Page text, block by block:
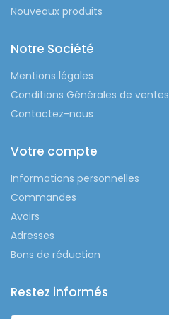
Nouveaux produits
Notre Société
Mentions légales
Conditions Générales de ventes
Contactez-nous
Votre compte
Informations personnelles
Commandes
Avoirs
Adresses
Bons de réduction
Restez informés